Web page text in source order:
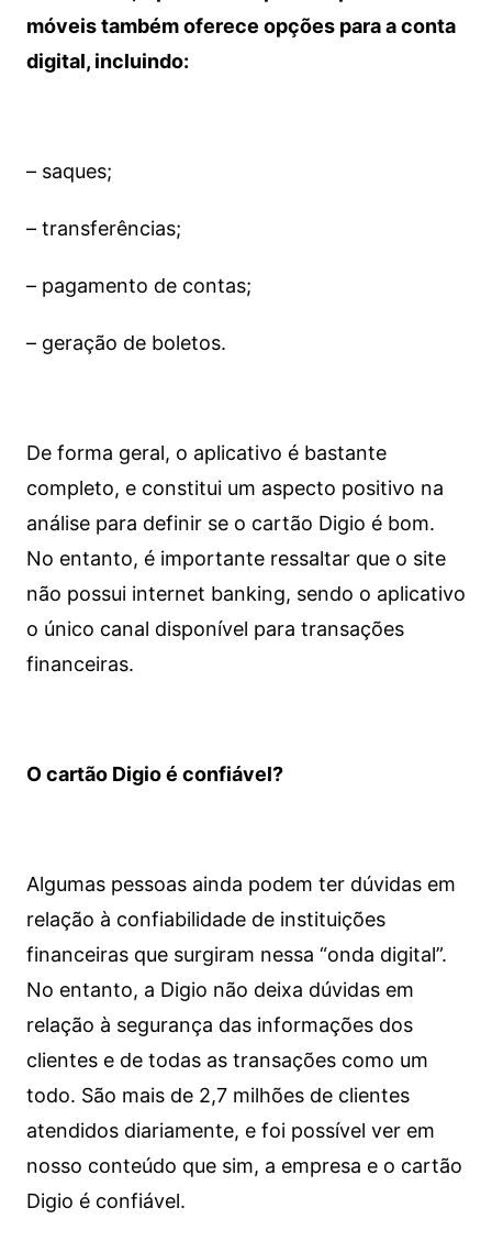
móveis também oferece opções para a conta
digital, incluindo:
– saques;
– transferências;
– pagamento de contas;
– geração de boletos.
De forma geral, o aplicativo é bastante
completo, e constitui um aspecto positivo na
análise para definir se o cartão Digio é bom.
No entanto, é importante ressaltar que o site
não possui internet banking, sendo o aplicativo
o único canal disponível para transações
financeiras.
O cartão Digio é confiável?
Algumas pessoas ainda podem ter dúvidas em
relação à confiabilidade de instituições
financeiras que surgiram nessa “onda digital”.
No entanto, a Digio não deixa dúvidas em
relação à segurança das informações dos
clientes e de todas as transações como um
todo. São mais de 2,7 milhões de clientes
atendidos diariamente, e foi possível ver em
nosso conteúdo que sim, a empresa e o cartão
Digio é confiável.